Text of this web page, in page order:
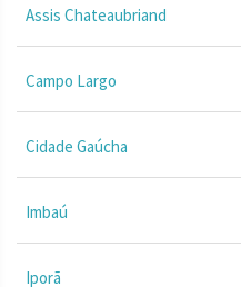
Assis Chateaubriand
Campo Largo
Cidade Gaúcha
Imbaú
Iporã